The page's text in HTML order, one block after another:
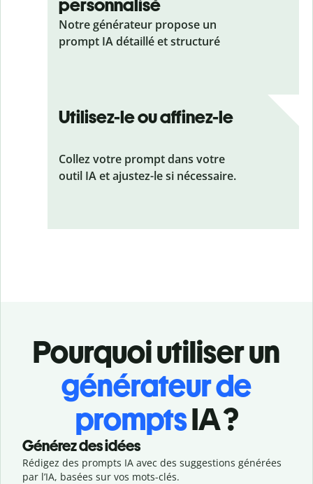
personnalisé
Notre générateur propose un
prompt IA détaillé et structuré
Utilisez-le ou affinez-le
Collez votre prompt dans votre
outil IA et ajustez-le si nécessaire.
Pourquoi utiliser un
générateur de
promptsIA ?
Générez des idées
Rédigez des prompts IA avec des suggestions générées
par l’IA, basées sur vos mots-clés.